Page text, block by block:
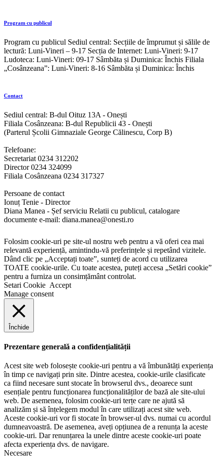
Program cu publicul
Program cu publicul Sediul central: Secțiile de împrumut și sălile de
lectură: Luni-Vineri – 9-17 Secția de Internet: Luni-Vineri: 9-17
Ludoteca: Luni-Vineri: 09-17 Sâmbăta și Duminica: Închis Filiala
„Cosânzeana”: Luni-Vineri: 8-16 Sâmbăta și Duminica: Închis
Contact
Sediul central: B-dul Oituz 13A - Onești
Filiala Cosânzeana: B-dul Republicii 43 - Onești
(Parterul Școlii Gimnaziale George Călinescu, Corp B)
Telefoane:
Secretariat 0234 312202
Director 0234 324099
Filiala Cosânzeana 0234 317327
Persoane de contact
Ionuț Tenie - Director
Diana Manea - Șef serviciu Relatii cu publicul, catalogare
documente e-mail: diana.manea@onesti.ro
Folosim cookie-uri pe site-ul nostru web pentru a vă oferi cea mai
relevantă experiență, amintindu-vă preferințele și repetând vizitele.
Dând clic pe „Acceptați toate”, sunteți de acord cu utilizarea
TOATE cookie-urile. Cu toate acestea, puteți accesa „Setări cookie”
pentru a furniza un consimțământ controlat.
Setari Cookie Accept
Manage consent
Închide
Prezentare generală a confidențialității
Acest site web folosește cookie-uri pentru a vă îmbunătăți experiența
în timp ce navigați prin site. Dintre acestea, cookie-urile clasificate
ca fiind necesare sunt stocate în browserul dvs., deoarece sunt
esențiale pentru funcționarea funcționalităților de bază ale site-ului
web. De asemenea, folosim cookie-uri terțe care ne ajută să
analizăm și să înțelegem modul în care utilizați acest site web.
Aceste cookie-uri vor fi stocate în browser-ul dvs. numai cu acordul
dumneavoastră. De asemenea, aveți opțiunea de a renunța la aceste
cookie-uri. Dar renunțarea la unele dintre aceste cookie-uri poate
afecta experiența dvs. de navigare.
Necesare